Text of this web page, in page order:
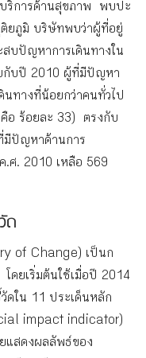
ริการด้านสุขภาพ พบปะ
ยภูมิ บริษัทพบว่าผู้ที่อยู่
บปัญหาการเดินทางใน
กับปี 2010 ผู้ที่มีปัญหา
นทางที่น้อยกว่าคนทั่วไป
อ ร้อยละ 33) ตรงกับ
มีปัญหาด้านการ
.ศ. 2010 เหลือ 569
ด
of Change) เป็นก
ดยเริ่มต้นใช้เมื่อปี 2014
ดใน 11 ประเด็นหลัก
impact indicator)
แสดงผลลัพธ์ของ